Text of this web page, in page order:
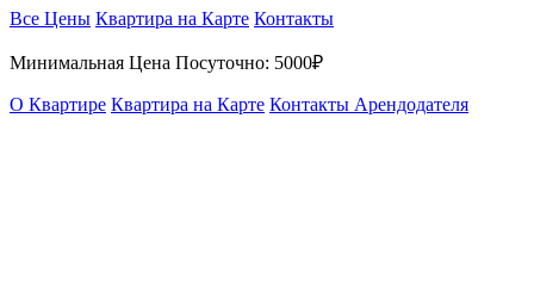
Все Цены Квартира на Карте Контакты
Минимальная Цена Посуточно: 5000₽
О Квартире Квартира на Карте Контакты Арендодателя